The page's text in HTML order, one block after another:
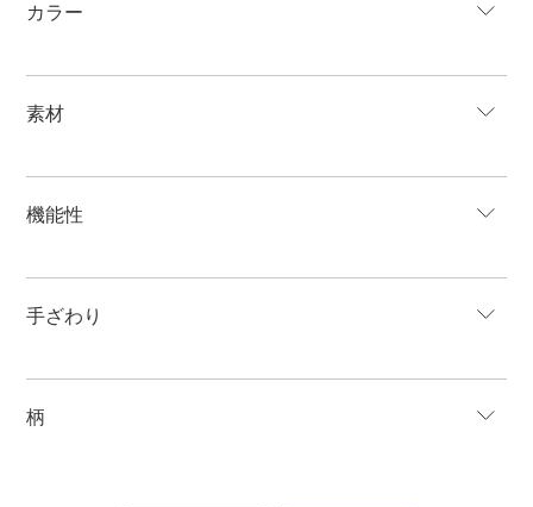
カラー
素材
機能性
手ざわり
柄